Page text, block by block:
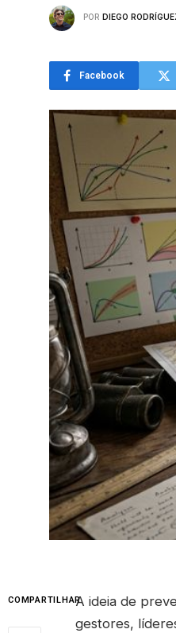
POR DIEGO
Facebook
COMPARTILHARA ideia de
gestores,